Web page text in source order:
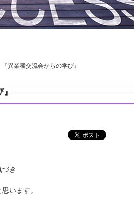
『異業種交流会からの学び』
』
き
います。